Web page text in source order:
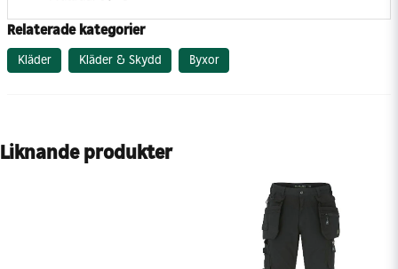
Relaterade kategorier
Kläder Kläder & Skydd Byxor
Liknande produkter